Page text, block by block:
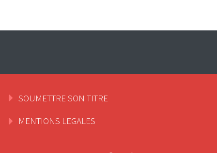
SOUMETTRE SON TITRE
MENTIONS LEGALES